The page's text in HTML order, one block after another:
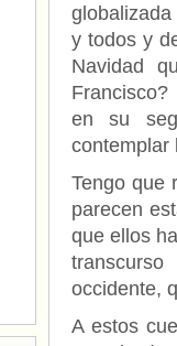
y todos y
Navidad
en su
contemplar
Tengo que
parecen
que ellos
occidente,
A estos